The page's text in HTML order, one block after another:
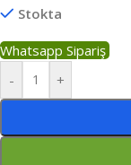
Stokta
Whatsapp Sipariş
-
+